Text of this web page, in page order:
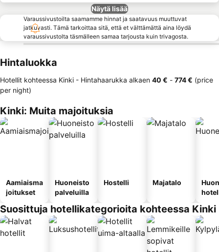
Näytä lisää
Varaussivustoilta saamamme hinnat ja saatavuus muuttuvat
jatkuvasti. Tämä tarkoittaa sitä, että et välttämättä aina löydä
varaussivustolta täsmälleen samaa tarjousta kuin trivagosta.
Hintaluokka
Hotellit kohteessa Kinki - Hintahaarukka alkaen ‎40 € - ‎774 € (price
per night)
Kinki: Muita majoituksia
Aamiaisma
joitukset
Huoneisto
palveluilla
Hostelli Majatalo
Suosittuja hotellikategorioita kohteessa Kinki